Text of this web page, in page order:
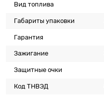
Вид топлива
Габариты упаковки
Гарантия
Зажигание
Защитные очки
Код ТНВЭД